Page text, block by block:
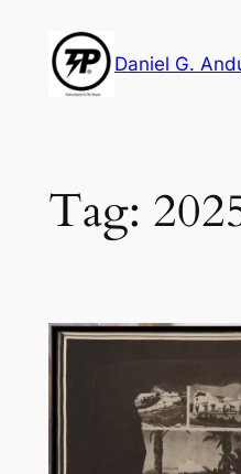
content
Daniel G.
Tag: